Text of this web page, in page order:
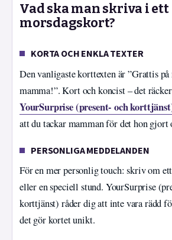
Vad ska man skriva i ett
morsdagskort?
KORTA OCH ENKLA TEXTER
Den vanligaste korttexten är ”Grattis på
mamma!”. Kort och koncist – det
YourSurprise (present- och
att du tackar mamman för det hon gjort
PERSONLIGA MEDDELANDEN
För en mer personlig touch: skriv om
eller en speciell stund. YourSurprise
korttjänst) råder dig att inte vara rädd
det gör kortet unikt.